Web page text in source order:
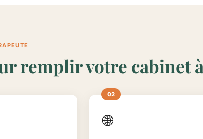
remplir votre cabinet
🌐